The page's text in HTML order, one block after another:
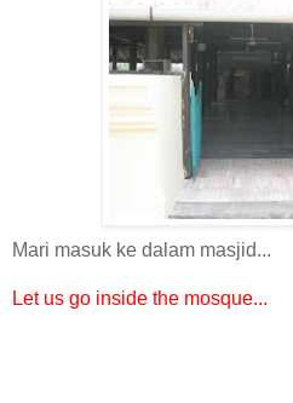
Mari masuk ke dalam masjid...
Let us go inside the mosque...